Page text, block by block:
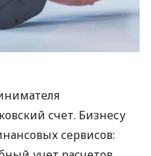
счет. Бизнесу
сервисов: